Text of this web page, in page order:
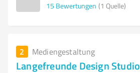
15 Bewertungen (1 Quelle)
2 Mediengestaltung
Langefreunde Design Studio